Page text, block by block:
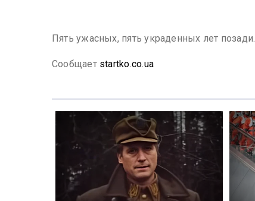
Пять ужасных, пять украденных лет позади.
Сообщает startko.co.ua